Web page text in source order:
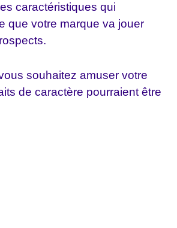
caractéristiques qui
que votre marque va jouer
souhaitez amuser votre
de caractère pourraient être